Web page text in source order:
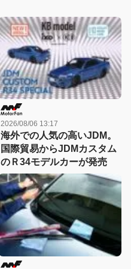
2026/08/06 13:17
海外での人気の高いJDM。
国際貿易からJDMカスタム
のＲ34モデルカーが発売